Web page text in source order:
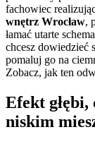
fachowiec
wnętrz Wrocław,
łamać utarte
chcesz dowiedzieć
pomaluj go na
Zobacz, jak ten
Efekt
niskim